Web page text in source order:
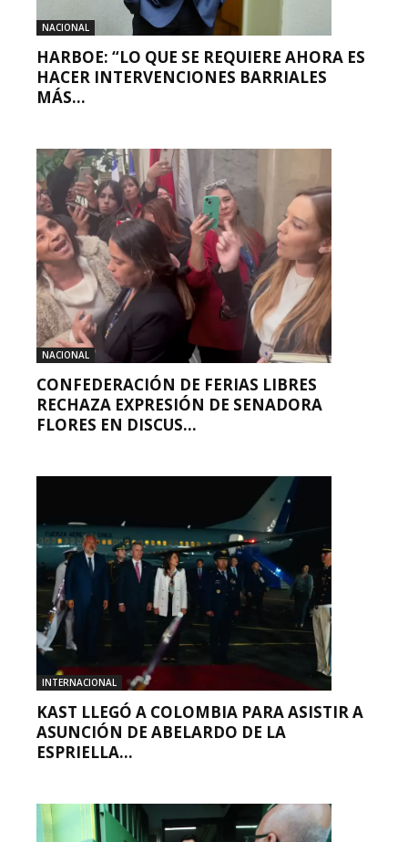
NACIONAL
HARBOE: “LO QUE SE REQUIERE AHORA ES
HACER INTERVENCIONES BARRIALES
MÁS...
NACIONAL
CONFEDERACIÓN DE FERIAS LIBRES
RECHAZA EXPRESIÓN DE SENADORA
FLORES EN DISCUS...
INTERNACIONAL
KAST LLEGÓ A COLOMBIA PARA ASISTIR A
ASUNCIÓN DE ABELARDO DE LA
ESPRIELLA...